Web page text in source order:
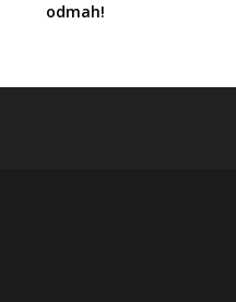
odmah!